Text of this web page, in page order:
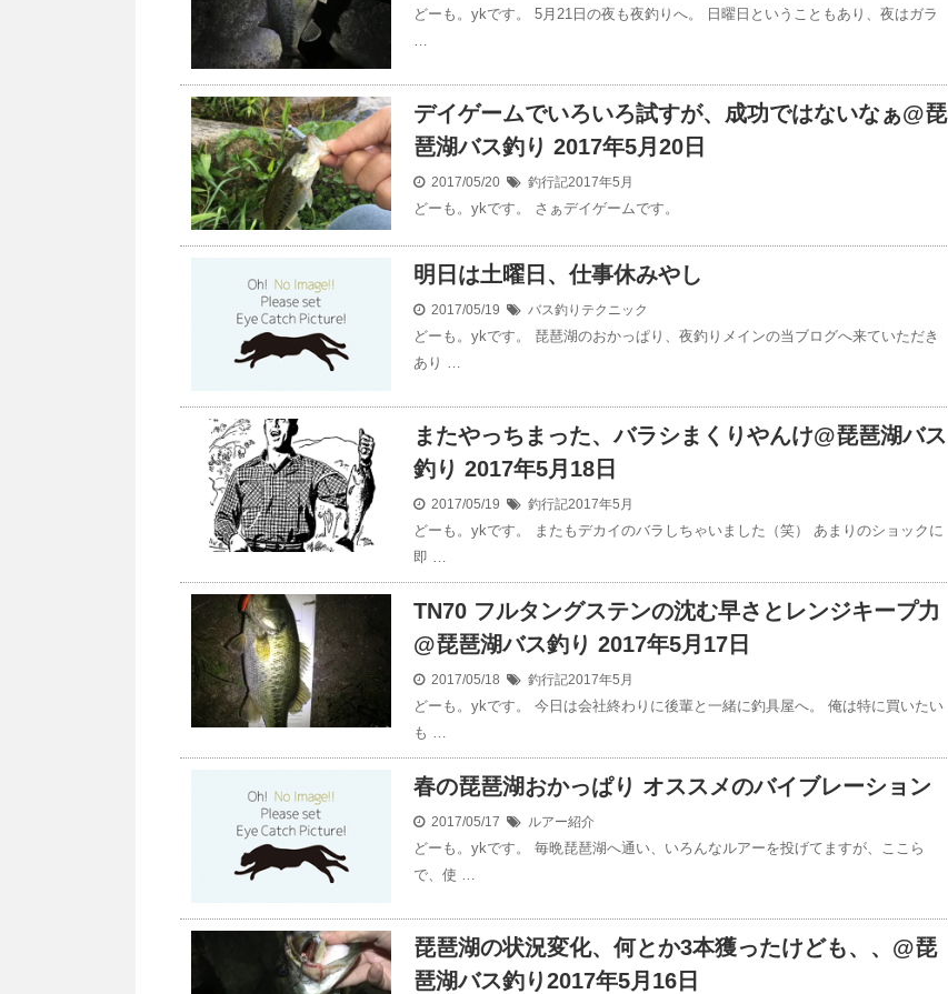
どーも。ykです。 5月21日の夜も夜釣りへ。 日曜日ということもあり、夜はガラ
…
デイゲームでいろいろ試すが、成功ではないなぁ@琵
琶湖バス釣り 2017年5月20日
2017/05/20 釣行記2017年5月
どーも。ykです。 さぁデイゲームです。
明日は土曜日、仕事休みやし
2017/05/19 バス釣りテクニック
どーも。ykです。 琵琶湖のおかっぱり、夜釣りメインの当ブログへ来ていただき
あり …
またやっちまった、バラシまくりやんけ@琵琶湖バス
釣り 2017年5月18日
2017/05/19 釣行記2017年5月
どーも。ykです。 またもデカイのバラしちゃいました（笑） あまりのショックに
即 …
TN70 フルタングステンの沈む早さとレンジキープ力
@琵琶湖バス釣り 2017年5月17日
2017/05/18 釣行記2017年5月
どーも。ykです。 今日は会社終わりに後輩と一緒に釣具屋へ。 俺は特に買いたい
も …
春の琵琶湖おかっぱり オススメのバイブレーション
2017/05/17 ルアー紹介
どーも。ykです。 毎晩琵琶湖へ通い、いろんなルアーを投げてますが、ここら
で、使 …
琵琶湖の状況変化、何とか3本獲ったけども、、@琵
琶湖バス釣り2017年5月16日